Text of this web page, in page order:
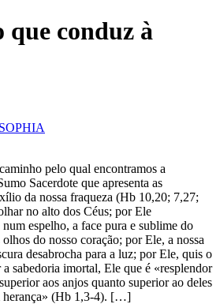
que conduz à
SOPHIA
pelo qual encontramos a
Sacerdote que apresenta as
da nossa fraqueza (Hb 10,20; 7,27;
no alto dos Céus; por Ele
espelho, a face pura e sublime do
do nosso coração; por Ele, a nossa
desabrocha para a luz; por Ele, quis o
a sabedoria imortal, Ele que é «resplendor
aos anjos quanto superior ao deles
herança» (Hb 1,3-4). […]